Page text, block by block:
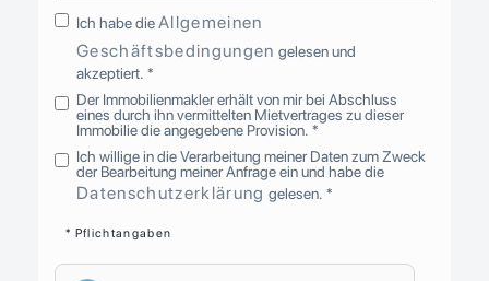
Ich habe dieAllgemeinen
Geschäftsbedingungen gelesen und
akzeptiert. *
Der Immobilienmakler erhält von mir bei Abschluss
eines durch ihn vermittelten Mietvertrages zu dieser
Immobilie die angegebene Provision. *
Ich willige in die Verarbeitung meiner Daten zum Zweck
der Bearbeitung meiner Anfrage ein und habe die
Datenschutzerklärung gelesen. *
* Pflichtangaben